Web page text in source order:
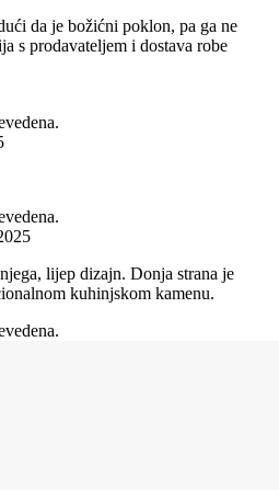
da je božićni poklon, pa ga ne
s prodavateljem i dostava robe
lijep dizajn. Donja strana je
kuhinjskom kamenu.